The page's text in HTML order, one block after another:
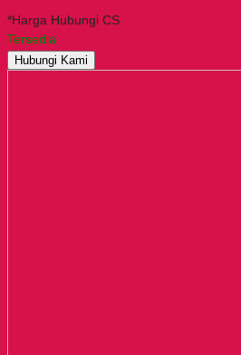
*Harga Hubungi CS
Tersedia
Hubungi Kami